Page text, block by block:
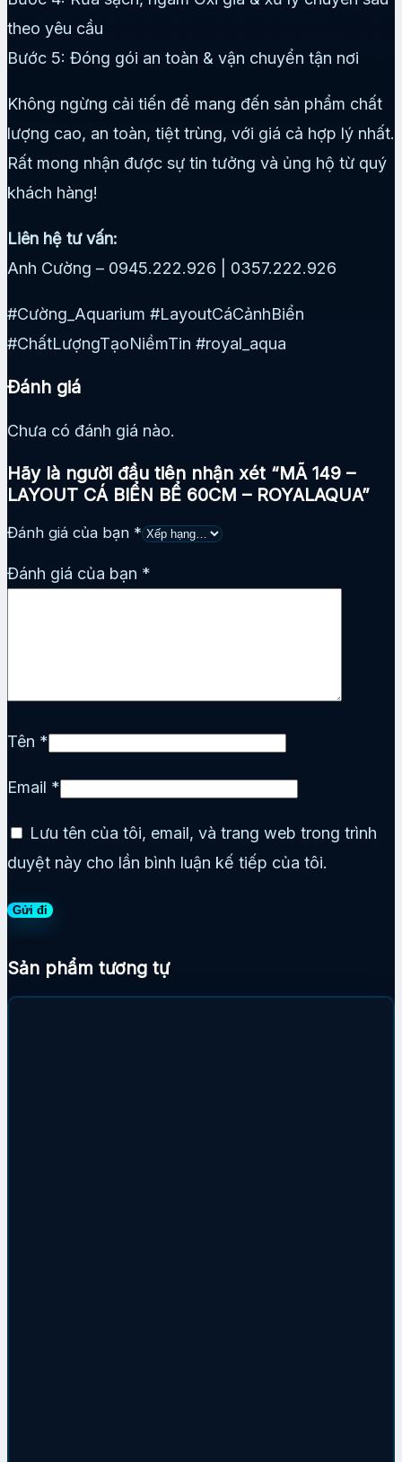
theo yêu cầu
Bước 5: Đóng gói an toàn & vận chuyển tận nơi
Không ngừng cải tiến để mang đến sản phẩm chất
lượng cao, an toàn, tiệt trùng, với giá cả hợp lý nhất.
Rất mong nhận được sự tin tưởng và ủng hộ từ quý
khách hàng!
Liên hệ tư vấn:
Anh Cường – 0945.222.926 | 0357.222.926
#Cường_Aquarium #LayoutCáCảnhBiển
#ChấtLượngTạoNiềmTin #royal_aqua
Đánh giá
Chưa có đánh giá nào.
Hãy là người đầu tiên nhận xét “MÃ 149 –
LAYOUT CÁ BIỂN BỂ 60CM – ROYALAQUA”
Đánh giá của bạn *
Đánh giá của bạn *
Tên *
Email *
Lưu tên của tôi, email, và trang web trong trình
duyệt này cho lần bình luận kế tiếp của tôi.
Sản phẩm tương tự